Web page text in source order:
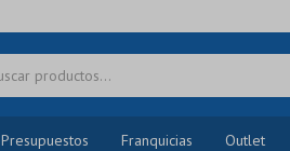
Presupuestos Franquicias Outlet